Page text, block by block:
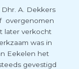
A. Dekkers
overgenomen
later verkocht
was in
Eekelen het
gevestigd